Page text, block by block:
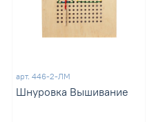
арт. 446-2-ЛМ
Шнуровка Вышивание